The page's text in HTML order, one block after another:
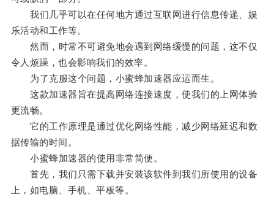
我们几乎可以在任何地方通过互联网进行信息传递、娱
乐活动和工作等。
然而，时常不可避免地会遇到网络缓慢的问题，这不仅
令人烦躁，也会影响我们的效率。
为了克服这个问题，小蜜蜂加速器应运而生。
这款加速器旨在提高网络连接速度，使我们的上网体验
更流畅。
它的工作原理是通过优化网络性能，减少网络延迟和数
据传输的时间。
小蜜蜂加速器的使用非常简便。
首先，我们只需下载并安装该软件到我们所使用的设备
上，如电脑、手机、平板等。